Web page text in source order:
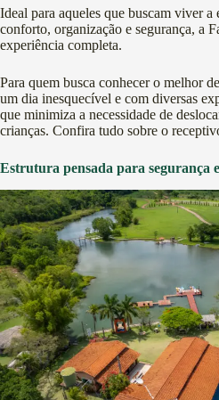
Ideal para aqueles que buscam viver
conforto, organização e segurança, a
experiência completa.
Para quem busca conhecer o melhor
um dia inesquecível e com diversas
que minimiza a necessidade de
crianças. Confira tudo sobre o
Estrutura pensada para segurança